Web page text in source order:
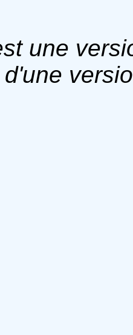
une